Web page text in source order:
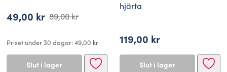
89,00kr
Det
ursprungliga
priset
49,00 kr
Det
nuvarande
priset
Priset under 30 dagar:49,00 kr
Slut i lager
hjärta
119,00 kr
Slut i lager